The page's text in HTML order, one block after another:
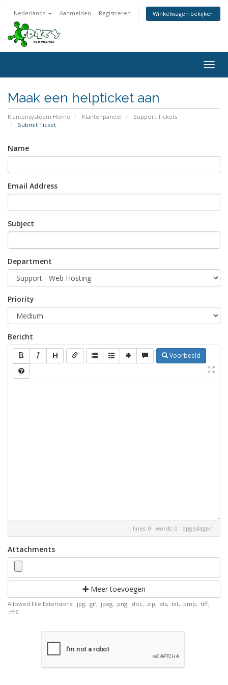
Nederlands Aanmelden Registreren Winkelwagen bekijken
Maak een helpticket aan
Klantensysteem Home Klantenpaneel
Support Tickets
Submit Ticket
Name
Email Address
Subject
Department
Priority
Bericht
Voorbeeld
lines: 0 words: 0 opgeslagen
Attachments
Meer toevoegen
Allowed File Extensions: .jpg, .gif, .jpeg, .png, .doc, .zip, .xls, .txt, .bmp, .tiff,
.tff6